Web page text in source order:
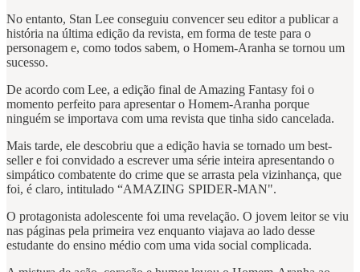
No entanto, Stan Lee conseguiu convencer seu editor a publicar a
história na última edição da revista, em forma de teste para o
personagem e, como todos sabem, o Homem-Aranha se tornou um
sucesso.
De acordo com Lee, a edição final de Amazing Fantasy foi o
momento perfeito para apresentar o Homem-Aranha porque
ninguém se importava com uma revista que tinha sido cancelada.
Mais tarde, ele descobriu que a edição havia se tornado um best-
seller e foi convidado a escrever uma série inteira apresentando o
simpático combatente do crime que se arrasta pela vizinhança, que
foi, é claro, intitulado “AMAZING SPIDER-MAN".
O protagonista adolescente foi uma revelação. O jovem leitor se viu
nas páginas pela primeira vez enquanto viajava ao lado desse
estudante do ensino médio com uma vida social complicada.